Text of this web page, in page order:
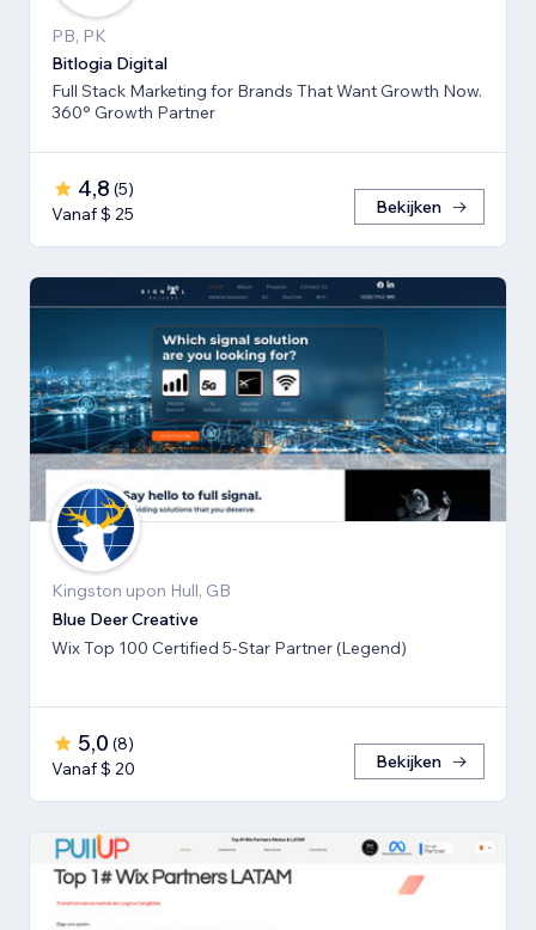
PB, PK
Bitlogia Digital
Full Stack Marketing for Brands That Want Growth Now.
360° Growth Partner
4,8 (5)
Vanaf $ 25
Bekijken
Kingston upon Hull, GB
Blue Deer Creative
Wix Top 100 Certified 5-Star Partner (Legend)
5,0 (8)
Vanaf $ 20
Bekijken